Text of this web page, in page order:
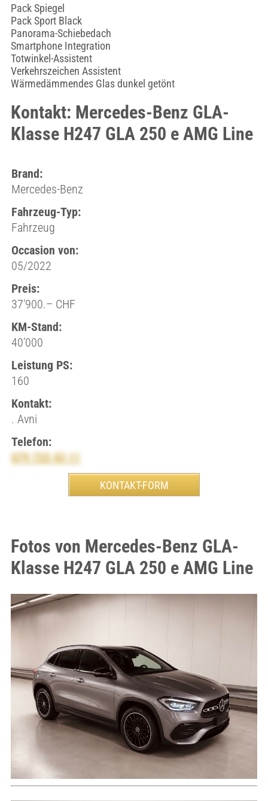
Pack Spiegel
Pack Sport Black
Panorama-Schiebedach
Smartphone Integration
Totwinkel-Assistent
Verkehrszeichen Assistent
Wärmedämmendes Glas dunkel getönt
Kontakt: Mercedes-Benz GLA-
Klasse H247 GLA 250 e AMG Line
Brand:
Mercedes-Benz
Fahrzeug-Typ:
Fahrzeug
Occasion von:
05/2022
Preis:
37’900.– CHF
KM-Stand:
40’000
Leistung PS:
160
Kontakt:
. Avni
Telefon:
079 723 43 11
Fotos von Mercedes-Benz GLA-
Klasse H247 GLA 250 e AMG Line